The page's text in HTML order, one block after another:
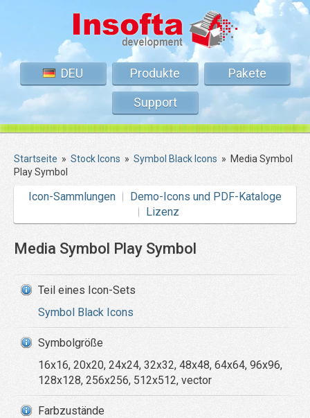
DEU Produkte
Pakete
Support
Startseite » Stock Icons » Symbol Black Icons » Media Symbol
Play Symbol
Icon-Sammlungen
Demo-Icons und PDF-Kataloge
Lizenz
Media Symbol Play Symbol
Teil eines Icon-Sets
Symbol Black Icons
Symbolgröße
16x16, 20x20, 24x24, 32x32, 48x48, 64x64, 96x96,
128x128, 256x256, 512x512, vector
Farbzustände